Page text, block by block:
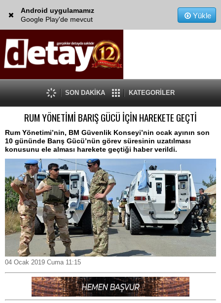
Android uygulamamız
Google Play'de mevcut
Yükle
SON DAKİKA KATEGORİLER
RUM YÖNETİMİ BARIŞ GÜCÜ İÇİN HAREKETE GEÇTİ
Rum Yönetimi’nin, BM Güvenlik Konseyi’nin ocak ayının son
10 gününde Barış Gücü’nün görev süresinin uzatılması
konusunu ele alması harekete geçtiği haber verildi.
04 Ocak 2019 Cuma 11:15